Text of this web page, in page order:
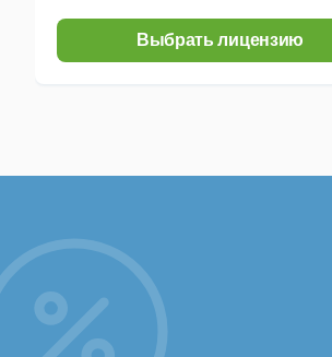
Выбрать лицензию